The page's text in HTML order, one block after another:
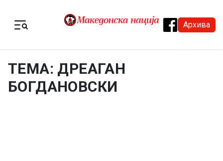
Архива
ТЕМА: ДРЕАГАН
БОГДАНОВСКИ